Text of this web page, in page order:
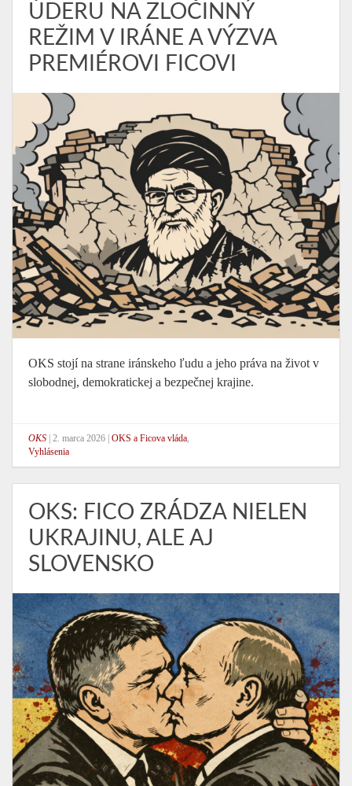
ÚDERU NA ZLOČINNÝ
REŽIM V IRÁNE A VÝZVA
PREMIÉROVI FICOVI
OKS stojí na strane iránskeho ľudu a jeho práva na život v
slobodnej, demokratickej a bezpečnej krajine.
OKS 2. marca 2026 OKS a Ficova vláda,
Vyhlásenia
OKS: FICO ZRÁDZA NIELEN
UKRAJINU, ALE AJ
SLOVENSKO